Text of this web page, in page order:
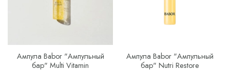
Ампула Babor "Ампульный
бар" Multi Vitamin
Ампула Babor "Ампульный
бар" Nutri Restore